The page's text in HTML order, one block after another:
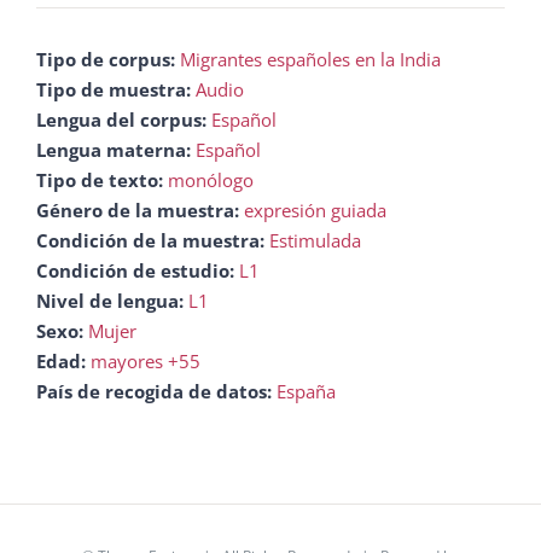
Tipo de corpus: Migrantes españoles en la India
Tipo de muestra: Audio
Lengua del corpus: Español
Lengua materna: Español
Tipo de texto: monólogo
Género de la muestra: expresión guiada
Condición de la muestra: Estimulada
Condición de estudio: L1
Nivel de lengua: L1
Sexo: Mujer
Edad: mayores +55
País de recogida de datos: España